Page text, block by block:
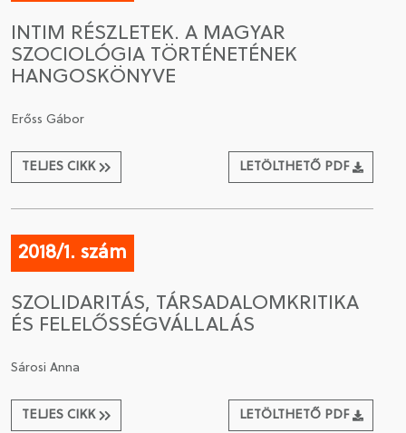
CSATLAKOZÁS A TÁRSASÁGHOZ / MEGÚJÍTOM A
TAGSÁGOMAT
INTIM RÉSZLETEK. A MAGYAR
SZOCIOLÓGIA TÖRTÉNETÉNEK
HANGOSKÖNYVE
Erőss Gábor
TELJES CIKK LETÖLTHETŐ PDF
2018/1. szám
SZOLIDARITÁS, TÁRSADALOMKRITIKA
ÉS FELELŐSSÉGVÁLLALÁS
Sárosi Anna
TELJES CIKK LETÖLTHETŐ PDF